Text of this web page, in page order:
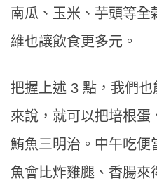
南瓜、玉米、芋頭等全
維也讓飲食更多元。
把握上述 3 點，我們
來說，就可以把培根蛋
鮪魚三明治。中午吃便
魚會比炸雞腿、香腸來